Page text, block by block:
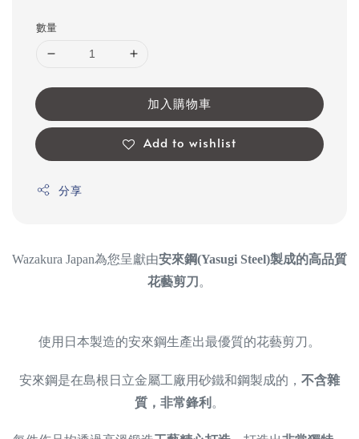
數量
加入購物車
Add to wishlist
分享
Wazakura Japan為您呈獻由安來鋼(Yasugi Steel)製成的高品質
花藝剪刀 。
使用日本製造的安來鋼生產出最優質的花藝剪刀。
安來鋼是在島根日立金屬工廠用砂鐵和鋼製成的， 不含雜
質，非常鋒利 。